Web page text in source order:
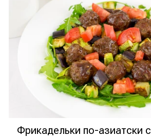
Фрикадельки по-азиатски с